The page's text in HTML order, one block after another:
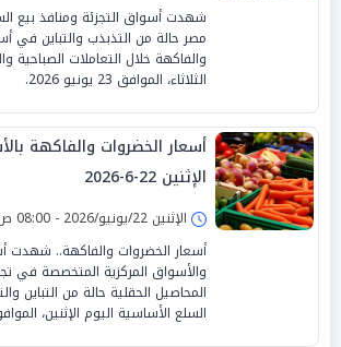
شهدت أسواق التجزئة ومنافذ بيع
مصر حالة من التذبذب والتباين في
والفاكهة خلال التعاملات الصباحية
الثلاثاء، الموافق 23 يونيو 2026.
أسعار الخضروات والفاكهة
الإثنين 22-6-2026
الإثنين 22/يونيو/2026 - 08:00 ص
أسعار الخضروات والفاكهة.. شهدت
والأسواق المركزية المتخصصة في
المحاصيل الحقلية حالة من التباين
السلع الأساسية اليوم الإثنين، الموافق 22 يونيو